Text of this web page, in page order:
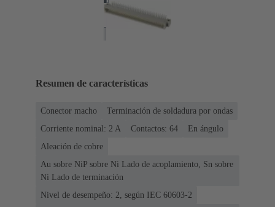
Resumen de características
Conector macho
Terminación de soldadura por ondas
Corriente nominal: ‌2 A
Contactos: 64
En ángulo
Aleación de cobre
Au sobre NiP sobre Ni Lado de acoplamiento, Sn sobre
Ni Lado de terminación
Nivel de desempeño: 2, según IEC 60603-2